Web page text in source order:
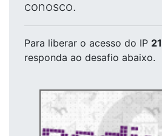
conosco.
Para liberar o acesso do IP
responda ao desafio abaixo.